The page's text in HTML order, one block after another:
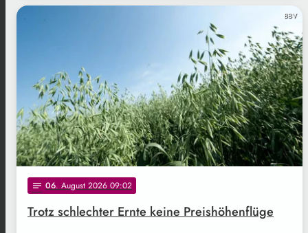
BBV
notes 06. August 2026 09:02
Trotz schlechter Ernte keine Preishöhenflüge